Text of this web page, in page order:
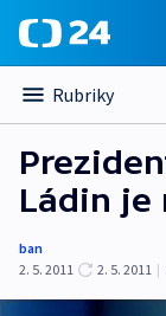
Rubriky
Ládin je
ban
2. 5. 2011
2. 5. 2011 |